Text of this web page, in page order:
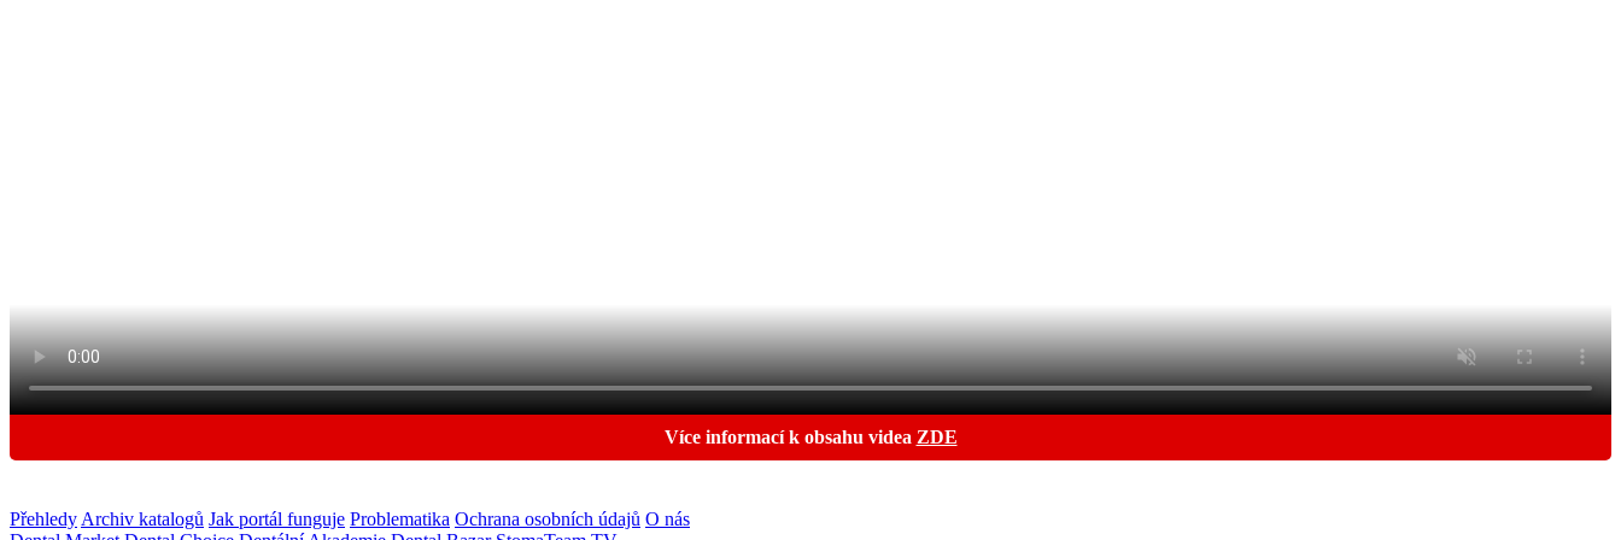
Více informací k obsahu videa ZDE
Přehledy Archiv katalogů Jak portál funguje Problematika Ochrana osobních údajů O nás